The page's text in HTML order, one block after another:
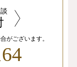
がございます。